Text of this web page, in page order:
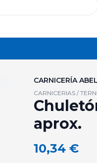
CARNICERÍA
CARNICERIAS /
aprox.
10,34 €